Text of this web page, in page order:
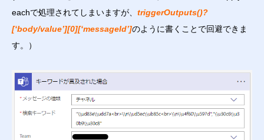
eachで処理されてしまいますが、 triggerOutputs()?
[‘body/value’][0][‘messageId’]のように書くことで回避できま
す。）